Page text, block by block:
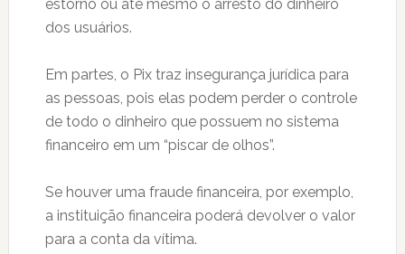
estorno ou até mesmo o arresto do dinheiro
dos usuários.
Em partes, o Pix traz insegurança jurídica para
as pessoas, pois elas podem perder o controle
de todo o dinheiro que possuem no sistema
financeiro em um “piscar de olhos”.
Se houver uma fraude financeira, por exemplo,
a instituição financeira poderá devolver o valor
para a conta da vítima.